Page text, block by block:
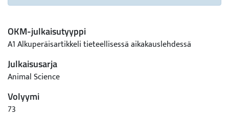
OKM-julkaisutyyppi
A1 Alkuperäisartikkeli tieteellisessä aikakauslehdessä
Julkaisusarja
Animal Science
Volyymi
73